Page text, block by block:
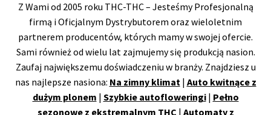
Z Wami od 2005 roku THC-THC – Jesteśmy Profesjonalną
firmą i Oficjalnym Dystrybutorem oraz wieloletnim
partnerem producentów, których mamy w swojej ofercie.
Sami również od wielu lat zajmujemy się produkcją nasion.
Zaufaj największemu doświadczeniu w branży. Znajdziesz u
nas najlepsze nasiona: Na zimny klimat| Auto kwitnące z
dużym plonem | Szybkie autofloweringi| Pełno
sezonowe z ekstremalnym THC | Automaty z